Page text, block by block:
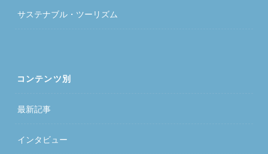
サステナブル・ツーリズム
コンテンツ別
最新記事
インタビュー